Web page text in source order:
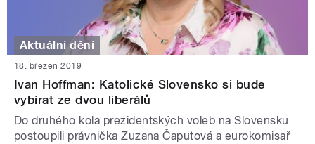
Aktuální dění
18. březen 2019
Ivan Hoffman: Katolické Slovensko si bude
vybírat ze dvou liberálů
Do druhého kola prezidentských voleb na Slovensku
postoupili právnička Zuzana Čaputová a eurokomisař